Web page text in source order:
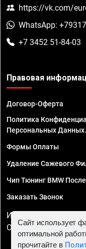
https://vk.com/
WhatsApp:
+7 3452 51-84-03
Правовая
Договор-Оферта
Политика
Персональных Данных.
Формы Оплаты
Удаление Сажевого
Чип Тюнинг BMW
Заказать Звонок
ИП Смирнов
ОГРНИП
Сайт использует
оптимальной
прочитайте в